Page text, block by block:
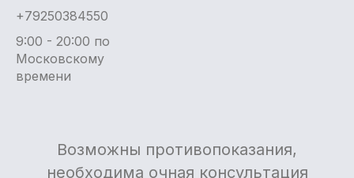
+79250384550
9:00 - 20:00 по
Московскому
времени
Возможны противопоказания,
необходима очная консультация